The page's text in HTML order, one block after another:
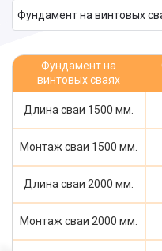
Фундамент на винтовых
Фундамент на
винтовых сваях
Длина сваи 1500 мм.
Монтаж сваи 1500 мм.
Длина сваи 2000 мм.
Монтаж сваи 2000 мм.